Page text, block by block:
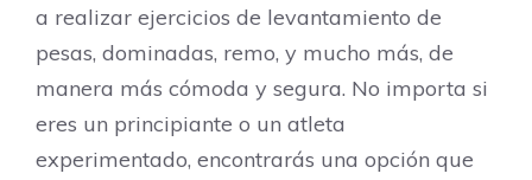
a realizar ejercicios de levantamiento de
pesas, dominadas, remo, y mucho más, de
manera más cómoda y segura. No importa si
eres un principiante o un atleta
experimentado, encontrarás una opción que